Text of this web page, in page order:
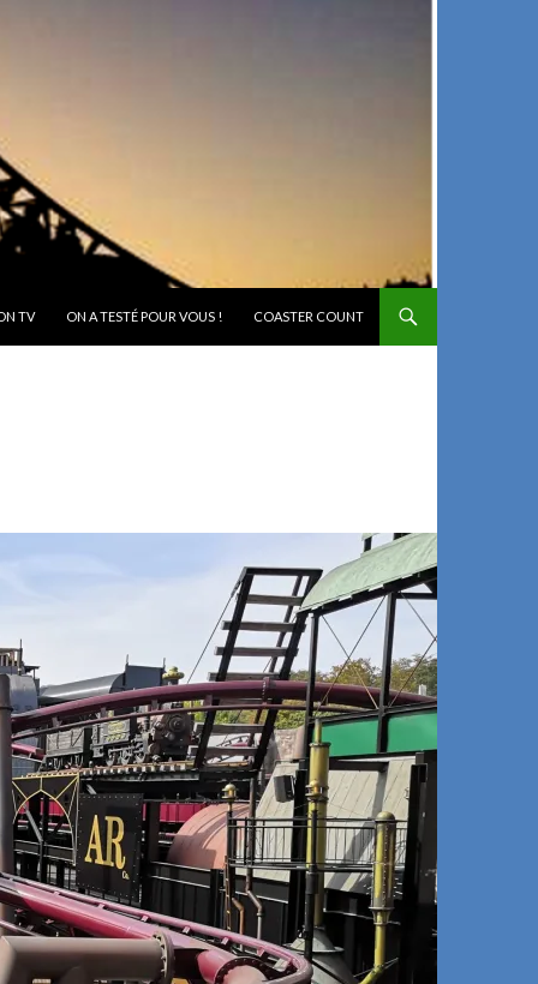
TV ON A TESTÉ POUR VOUS ! COASTER COUNT